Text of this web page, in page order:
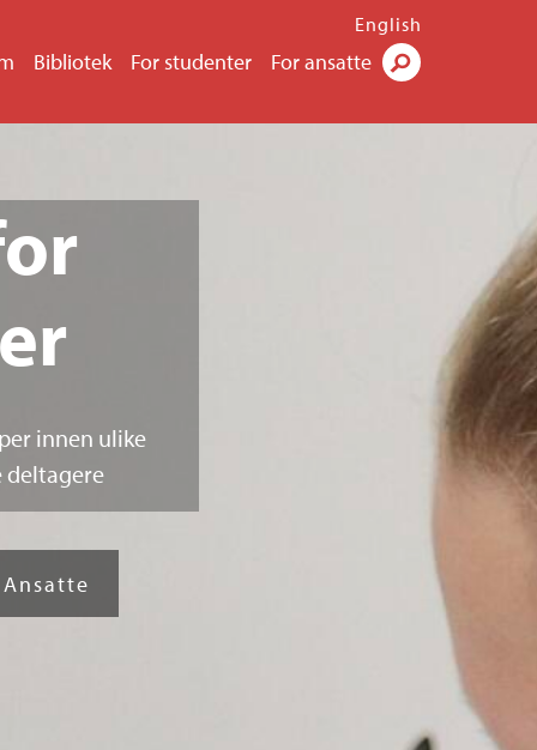
Bibliotek For studenter For ansatte
English
innen ulike
deltagere
Ansatte